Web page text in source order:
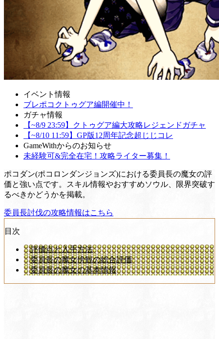
イベント情報
ブレポコクトゥグア編開催中！
ガチャ情報
【~8/9 23:59】クトゥグア編大攻略レジェンドガチャ
【~8/10 11:59】GP版12周年記念超じじコレ
GameWithからのお知らせ
未経験可&完全在宅！攻略ライター募集！
ポコダン(ポコロンダンジョンズ)における委員長の魔女の評
価と強い点です。スキル情報やおすすめソウル、限界突破す
るべきかどうかを掲載。
委員長討伐の攻略情報はこちら
目次
評価点と入手方法
委員長の魔女傍観の総合評価
委員長の魔女の基本情報